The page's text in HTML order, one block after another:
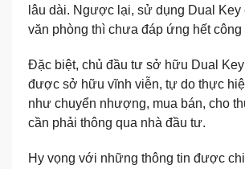
lâu dài. Ngược lại, sử dụng Dual Key
văn phòng thì chưa đáp ứng hết công
Đặc biệt, chủ đầu tư sở hữu Dual
được sở hữu vĩnh viễn, tự do thực
như chuyển nhượng, mua bán, cho
cần phải thông qua nhà đầu tư.
Hy vọng với những thông tin được